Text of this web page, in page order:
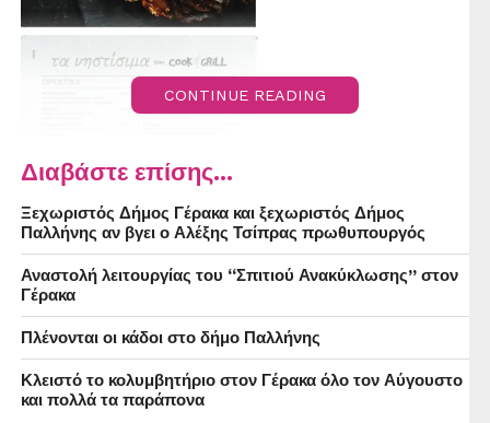
Σας παρουσιάζουμε το νέο
Σαρακοστιανό μας μενού το οποίο θα είναι διαθέσιμο
από την Καθαρά Δευτέρα και καθ’ όλη την διάρκεια της
CONTINUE READING
Διαβάστε επίσης...
Ξεχωριστός Δήμος Γέρακα και ξεχωριστός Δήμος
Παλλήνης αν βγει ο Αλέξης Τσίπρας πρωθυπουργός
Αναστολή λειτουργίας του “Σπιτιού Ανακύκλωσης” στον
Γέρακα
Πλένονται οι κάδοι στο δήμο Παλλήνης
Κλειστό το κολυμβητήριο στον Γέρακα όλο τον Αύγουστο
και πολλά τα παράπονα